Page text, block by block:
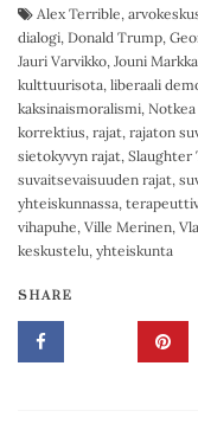
Alex Terrible,
dialogi, Donald Trump,
Jauri Varvikko, Jouni
kulttuurisota, liberaali
kaksinaismoralismi,
korrektius, rajat, rajaton
sietokyvyn rajat, Slaughter
suvaitsevaisuuden rajat,
yhteiskunnassa,
vihapuhe, Ville Merinen,
keskustelu, yhteiskunta
SHARE